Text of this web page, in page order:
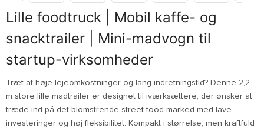
Lille foodtruck | Mobil kaffe- og
snacktrailer | Mini-madvogn til
startup-virksomheder
Træt af høje lejeomkostninger og lang indretningstid? Denne 2,2
m store lille madtrailer er designet til iværksættere, der ønsker at
træde ind på det blomstrende street food-marked med lave
investeringer og høj fleksibilitet. Kompakt i størrelse, men kraftfuld